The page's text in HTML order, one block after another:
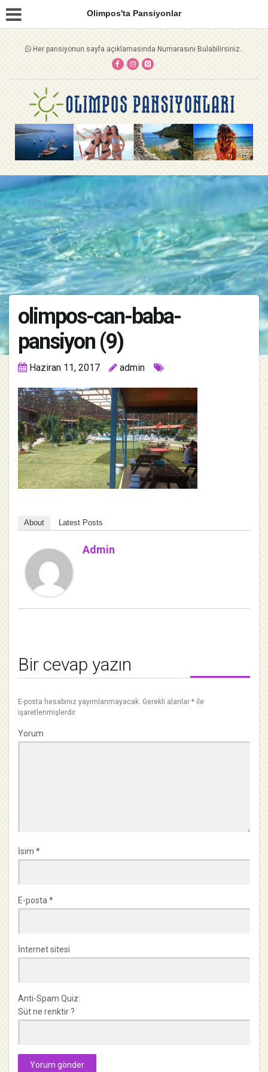
Olimpos'ta Pansiyonlar
Her pansiyonun sayfa açıklamasında Numarasını Bulabilirsiniz..
olimpos-can-baba-
pansiyon (9)
Haziran 11, 2017 admin
About Latest Posts
Admin
Bir cevap yazın
E-posta hesabınız yayımlanmayacak. Gerekli alanlar * ile
işaretlenmişlerdir
Yorum
İsim *
E-posta *
İnternet sitesi
Anti-Spam Quiz:
Süt ne renktir ?